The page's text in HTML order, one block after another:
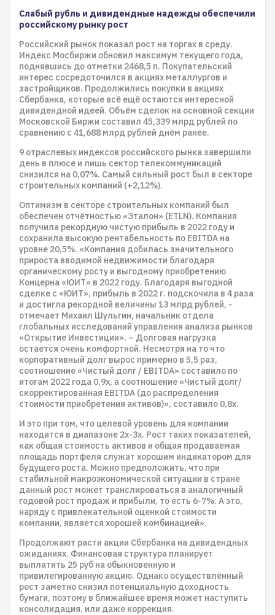
Слабый рубль и дивидендные надежды обеспечили
российскому рынку рост
Российский рынок показал рост на торгах в среду.
Индекс Мосбиржи обновил максимум текущего года,
поднявшись до отметки 2468,5 п. Покупательский
интерес сосредоточился в акциях металлургов и
застройщиков. Продолжились покупки в акциях
Сбербанка, которые всё ещё остаются интересной
дивидендной идеей. Объём сделок на основной секции
Московской Биржи составил 45,339 млрд рублей по
сравнению с 41,688 млрд рублей днём ранее.
9 отраслевых индексов российского рынка завершили
день в плюсе и лишь сектор телекоммуникаций
снизился на 0,07%. Самый сильный рост был в секторе
строительных компаний (+2,12%).
Оптимизм в секторе строительных компаний был
обеспечен отчётностью «Эталон» (ETLN). Компания
получила рекордную чистую прибыль в 2022 году и
сохранила высокую рентабельность по EBITDA на
уровне 20,5%. «Компания добилась значительного
прироста вводимой недвижимости благодаря
органическому росту и выгодному приобретению
Концерна «ЮИТ» в 2022 году. Благодаря выгодной
сделке с «ЮИТ», прибыль в 2022 г. подскочила в 4 раза
и достигла рекордной величины 13 млрд рублей, -
отмечает Михаил Шульгин, начальник отдела
глобальных исследований управления анализа рынков
«Открытие Инвестиции». – Долговая нагрузка
остается очень комфортной. Несмотря на то что
корпоративный долг вырос примерно в 5,5 раз,
соотношение «Чистый долг / EBITDA» составило по
итогам 2022 года 0,9х, а соотношение «Чистый долг/
скорректированная EBITDA (до распределения
стоимости приобретения активов)», составило 0,8х.
И это при том, что целевой уровень для компании
находится в диапазоне 2х-3х. Рост таких показателей,
как общая стоимость активов и общая продаваемая
площадь портфеля служат хорошим индикатором для
будущего роста. Можно предположить, что при
стабильной макроэкономической ситуации в стране
данный рост может транслироваться в аналогичный
годовой рост продаж и прибыли, то есть 6-7%. А это,
наряду с привлекательной оценкой стоимости
компании, является хорошей комбинацией».
Продолжают расти акции Сбербанка на дивидендных
ожиданиях. Финансовая структура планирует
выплатить 25 руб на обыкновенную и
привилегированную акцию. Однако осуществлённый
рост заметно снизил потенциальную доходность
бумаги, поэтому в ближайшее время может наступить
консолидация, или даже коррекция.